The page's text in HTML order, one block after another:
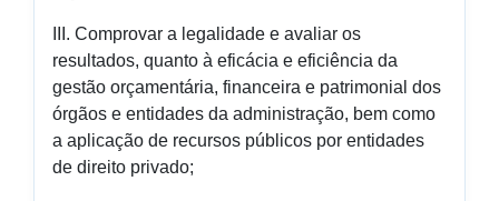
III. Comprovar a legalidade e avaliar os
resultados, quanto à eficácia e eficiência da
gestão orçamentária, financeira e patrimonial dos
órgãos e entidades da administração, bem como
a aplicação de recursos públicos por entidades
de direito privado;